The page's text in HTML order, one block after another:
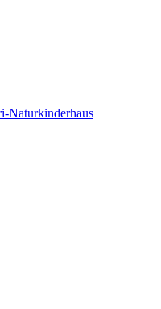
Naturkinderhaus